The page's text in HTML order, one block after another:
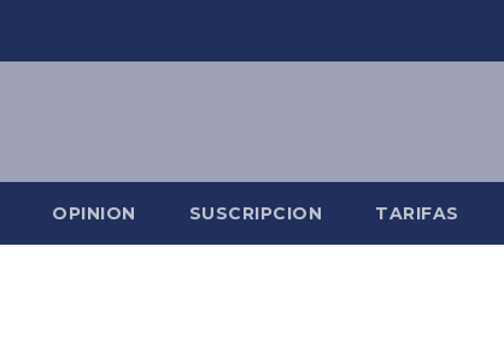
OPINION SUSCRIPCION TARIFAS